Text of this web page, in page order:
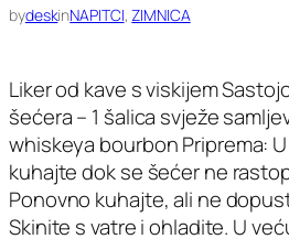
bydeskinNAPITCI, ZIMNICA
Liker od kave s viskijem
šećera – 1 šalica svježe
whiskeya bourbon Priprema:
kuhajte dok se šećer ne
Ponovno kuhajte, ali ne
Skinite s vatre i ohladite. U